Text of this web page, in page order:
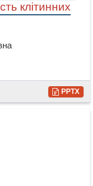
клітинних
PPTX